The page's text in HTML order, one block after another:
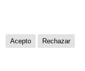
Acepto Rechazar